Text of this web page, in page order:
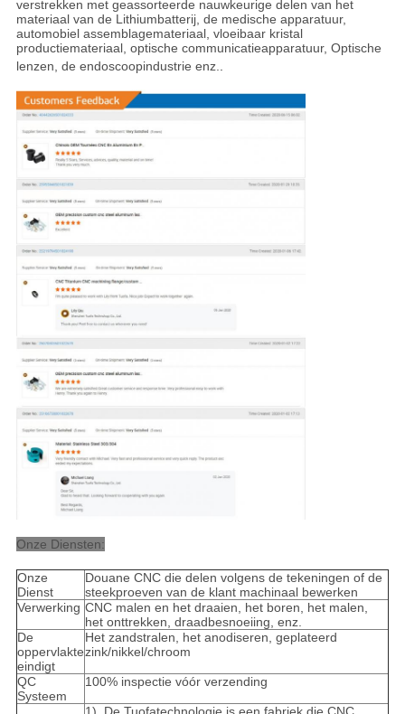
verstrekken met geassorteerde nauwkeurige delen van het
materiaal van de Lithiumbatterij, de medische apparatuur,
automobiel assemblagemateriaal, vloeibaar kristal
productiemateriaal, optische communicatieapparatuur, Optische
lenzen, de endoscoopindustrie enz.
Onze Diensten:
Onze
Dienst
Douane CNC die delen volgens de tekeningen of de
steekproeven van de klant machinaal bewerken
Verwerking CNC malen en het draaien, het boren, het malen,
het onttrekken, draadbesnoeiing, enz.
De
oppervlakte
eindigt
Het zandstralen, het anodiseren, geplateerd
zink/nikkel/chroom
QC
Systeem
100% inspectie vóór verzending
1). De Tuofatechnologie is een fabriek die CNC